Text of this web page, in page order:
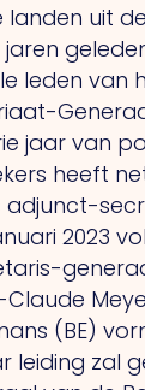
uit
leden van
jaar van
heeft
adjunct-
2023
(BE)
leiding zal